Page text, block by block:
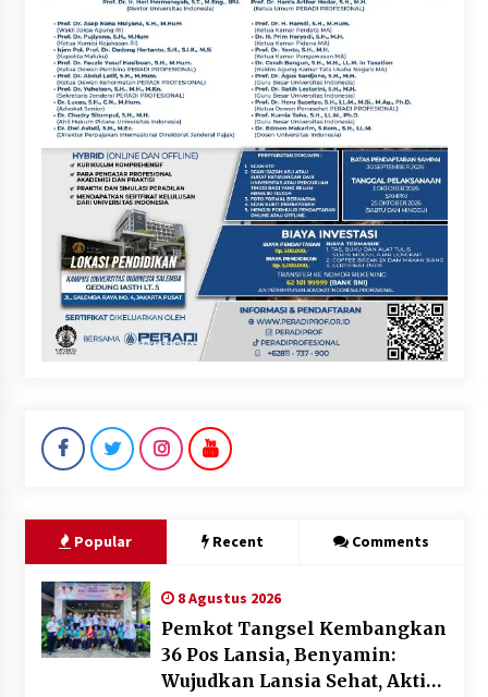
Popular Recent Comments
8 Agustus 2026
Pemkot Tangsel Kembangkan
36 Pos Lansia, Benyamin:
Wujudkan Lansia Sehat, Aktif,